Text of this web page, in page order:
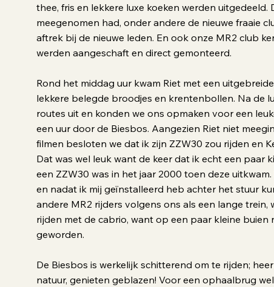
thee, fris en lekkere luxe koeken werden uitgedeeld.
meegenomen had, onder andere de nieuwe fraaie
aftrek bij de nieuwe leden. En ook onze MR2 club
werden aangeschaft en direct gemonteerd.
Rond het middag uur kwam Riet met een
lekkere belegde broodjes en krentenbollen. Na de
routes uit en konden we ons opmaken voor een
een uur door de Biesbos. Aangezien Riet niet
filmen besloten we dat ik zijn ZZW30 zou rijden en
Dat was wel leuk want de keer dat ik echt een paar
een ZZW30 was in het jaar 2000 toen deze
en nadat ik mij geïnstalleerd heb achter het stuur
andere MR2 rijders volgens ons als een lange trein,
rijden met de cabrio, want op een paar kleine buien
geworden.
De Biesbos is werkelijk schitterend om te rijden;
natuur, genieten geblazen! Voor een ophaalbrug